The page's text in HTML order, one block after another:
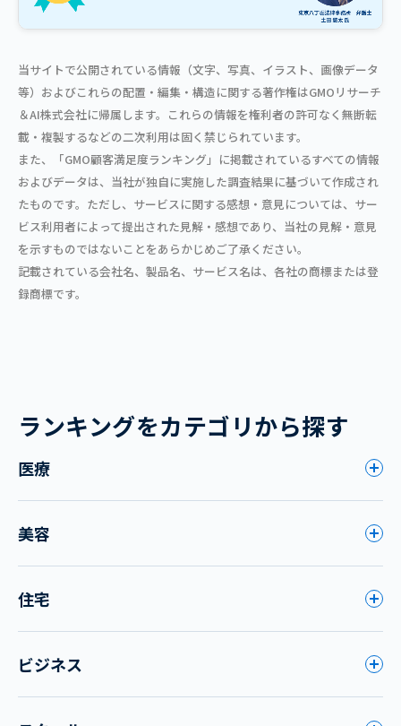
当サイトで公開されている情報（文字、写真、イラスト、画像データ
等）およびこれらの配置・編集・構造に関する著作権はGMOリサーチ
＆AI株式会社に帰属します。これらの情報を権利者の許可なく無断転
載・複製するなどの二次利用は固く禁じられています。
また、「GMO顧客満足度ランキング」に掲載されているすべての情報
およびデータは、当社が独自に実施した調査結果に基づいて作成され
たものです。ただし、サービスに関する感想・意見については、サー
ビス利用者によって提出された見解・感想であり、当社の見解・意見
を示すものではないことをあらかじめご了承ください。
記載されている会社名、製品名、サービス名は、各社の商標または登
録商標です。
ランキングをカテゴリから探す
医療
美容
住宅
ビジネス